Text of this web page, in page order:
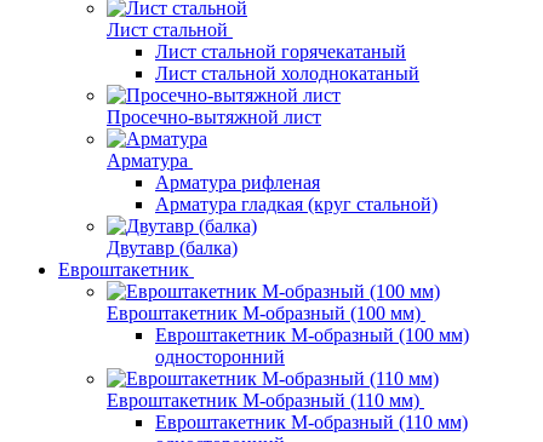
Лист стальной
Лист стальной горячекатаный
Лист стальной холоднокатаный
Просечно-вытяжной лист
Арматура
Арматура рифленая
Арматура гладкая (круг стальной)
Двутавр (балка)
Евроштакетник
Евроштакетник М-образный (100 мм)
Евроштакетник М-образный (100 мм)
односторонний
Евроштакетник М-образный (110 мм)
Евроштакетник М-образный (110 мм)